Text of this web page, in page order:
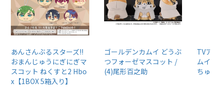
あんさんぶるスターズ!!
おまんじゅうにぎにぎマ
スコット ねくすと2 Hbo
x【1BOX 5箱入り】
ゴールデンカムイ どうぶ
つフォーゼマスコット /
(4)尾形百之助
TVア
ムイ』
ちゅる